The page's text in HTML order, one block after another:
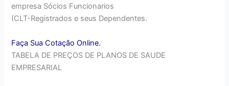
empresa Sócios Funcionarios
(CLT-Registrados e seus Dependentes.
Faça Sua Cotação Online.
TABELA DE PREÇOS DE PLANOS DE SAUDE
EMPRESARIAL